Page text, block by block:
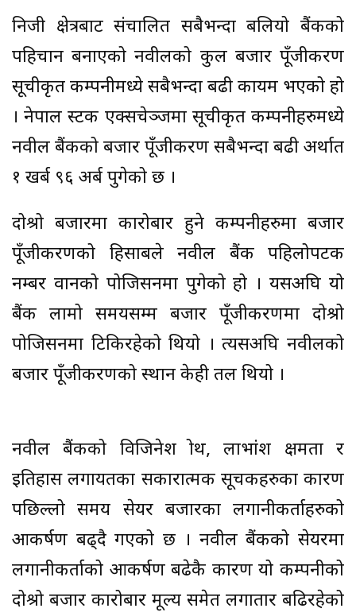
निजी क्षेत्रबाट संचालित सबैभन्दा बलियो बैंकको
पहिचान बनाएको नवीलको कुल बजार पूँजीकरण
सूचीकृत कम्पनीमध्ये सबैभन्दा बढी कायम भएको हो
। नेपाल स्टक एक्सचेञ्जमा सूचीकृत कम्पनीहरुमध्ये
नवील बैंकको बजार पूँजीकरण सबैभन्दा बढी अर्थात
१ खर्ब ९६ अर्ब पुगेको छ ।
दोश्रो बजारमा कारोबार हुने कम्पनीहरुमा बजार
पूँजीकरणको हिसाबले नवील बैंक पहिलोपटक
नम्बर वानको पोजिसनमा पुगेको हो । यसअघि यो
बैंक लामो समयसम्म बजार पूँजीकरणमा दोश्रो
पोजिसनमा टिकिरहेको थियो । त्यसअघि नवीलको
बजार पूँजीकरणको स्थान केही तल थियो ।
नवील बैंकको विजिनेश ग्रोथ, लाभांश क्षमता र
इतिहास लगायतका सकारात्मक सूचकहरुका कारण
पछिल्लो समय सेयर बजारका लगानीकर्ताहरुको
आकर्षण बढ्दै गएको छ । नवील बैंकको सेयरमा
लगानीकर्ताको आकर्षण बढेकै कारण यो कम्पनीको
दोश्रो बजार कारोबार मूल्य समेत लगातार बढिरहेको